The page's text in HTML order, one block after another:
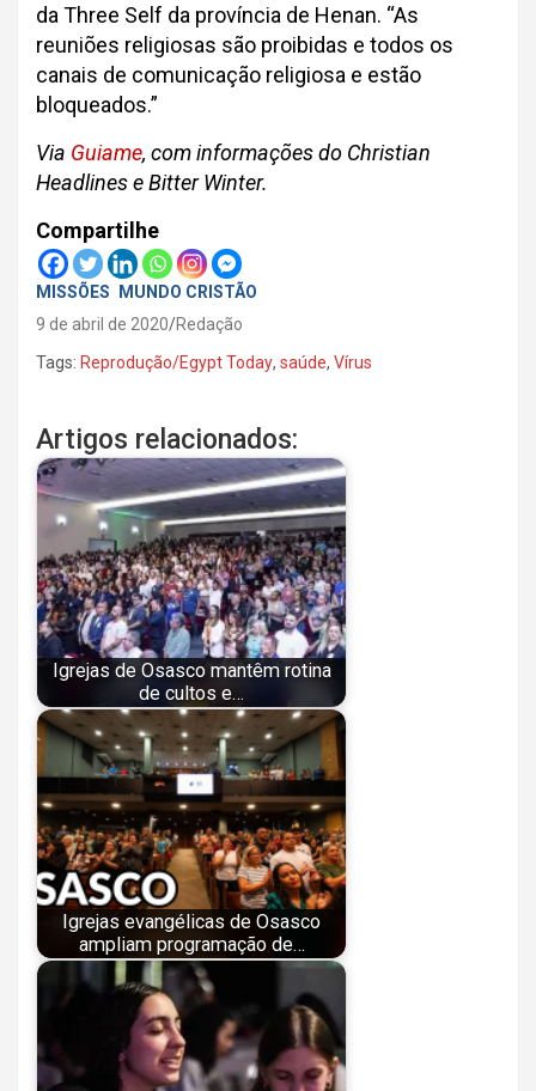
da Three Self da província de Henan. “As
reuniões religiosas são proibidas e todos os
canais de comunicação religiosa e estão
bloqueados.”
Via Guiame, com informações do Christian
Headlines e Bitter Winter.
Compartilhe
MISSÕES
MUNDO CRISTÃO
9 de abril de 2020 Redação
Tags: Reprodução/Egypt Today, saúde, Vírus
Artigos relacionados:
Igrejas de Osasco mantêm rotina
de cultos e…
Igrejas evangélicas de Osasco
ampliam programação de…